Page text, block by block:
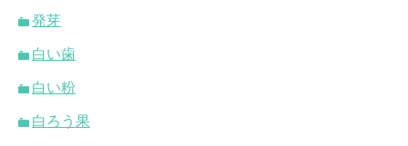
発芽
白い歯
白い粉
白ろう果